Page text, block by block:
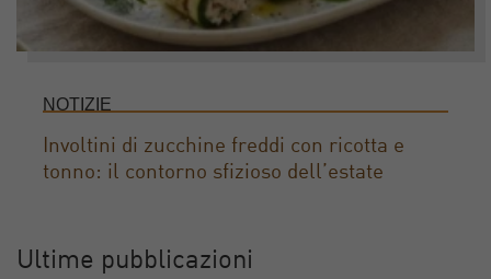
NOTIZIE
Involtini di zucchine freddi con ricotta e
tonno: il contorno sfizioso dell’estate
Ultime pubblicazioni